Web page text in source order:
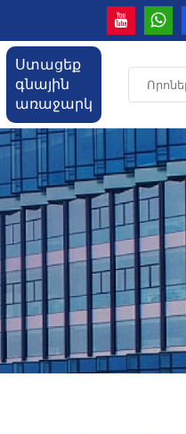
Ստացեք
գնային
առաջարկ